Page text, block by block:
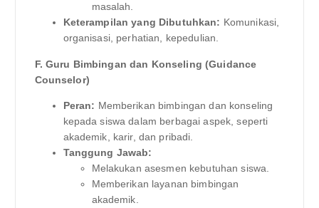
masalah.
Keterampilan yang Dibutuhkan: Komunikasi,
organisasi, perhatian, kepedulian.
F. Guru Bimbingan dan Konseling (Guidance
Counselor)
Peran: Memberikan bimbingan dan konseling
kepada siswa dalam berbagai aspek, seperti
akademik, karir, dan pribadi.
Tanggung Jawab:
Melakukan asesmen kebutuhan siswa.
Memberikan layanan bimbingan
akademik.